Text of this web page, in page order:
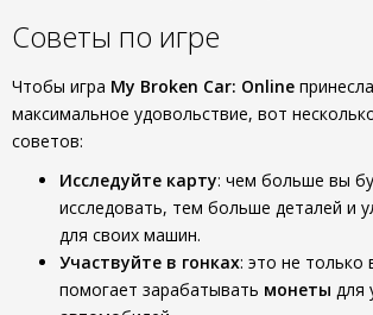
Советы по игре
Чтобы игра My Broken Car: Online
максимальное удовольствие, вот
советов:
Исследуйте карту: чем больше вы
исследовать, тем больше деталей и
для своих машин.
Участвуйте в гонках: это не только
помогает зарабатывать монеты для